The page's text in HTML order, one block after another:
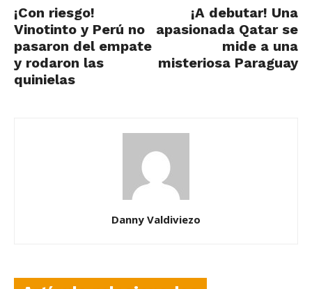
¡Con riesgo!
Vinotinto y Perú no
pasaron del empate
y rodaron las
quinielas
¡A debutar! Una
apasionada Qatar se
mide a una
misteriosa Paraguay
Danny Valdiviezo